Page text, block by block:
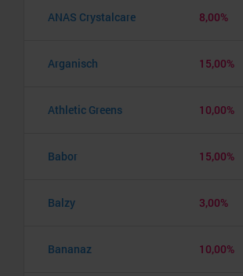
ANAS Crystalcare 8,00%
Arganisch 15,00%
Athletic Greens 10,00%
Babor 15,00%
Balzy 3,00%
Bananaz 10,00%